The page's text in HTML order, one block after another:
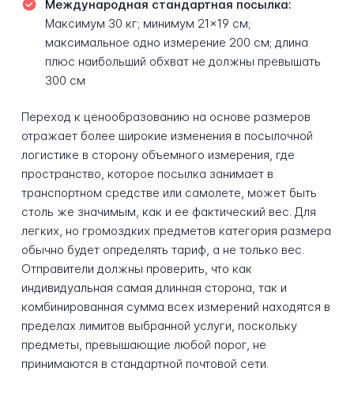
Международная стандартная посылка:
Максимум 30 кг; минимум 21×19 см;
максимальное одно измерение 200 см; длина
плюс наибольший обхват не должны превышать
300 см
Переход к ценообразованию на основе размеров
отражает более широкие изменения в посылочной
логистике в сторону объемного измерения, где
пространство, которое посылка занимает в
транспортном средстве или самолете, может быть
столь же значимым, как и ее фактический вес. Для
легких, но громоздких предметов категория размера
обычно будет определять тариф, а не только вес.
Отправители должны проверить, что как
индивидуальная самая длинная сторона, так и
комбинированная сумма всех измерений находятся в
пределах лимитов выбранной услуги, поскольку
предметы, превышающие любой порог, не
принимаются в стандартной почтовой сети.